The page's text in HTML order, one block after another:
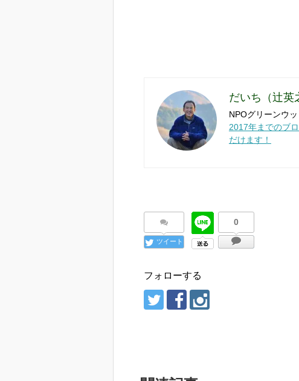
だいち（辻英
NPOグリーンウ
2017年までのブ
だけます！
ツイート
0
フォローする